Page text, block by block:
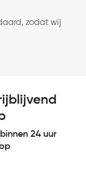
zodat wij
24 uur